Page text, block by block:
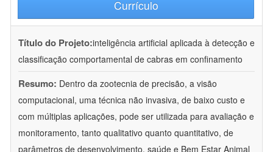
Currículo
Título do Projeto:inteligência artificial aplicada à detecção e
classificação comportamental de cabras em confinamento
Resumo: Dentro da zootecnia de precisão, a visão
computacional, uma técnica não invasiva, de baixo custo e
com múltiplas aplicações, pode ser utilizada para avaliação e
monitoramento, tanto qualitativo quanto quantitativo, de
parâmetros de desenvolvimento, saúde e Bem Estar Animal